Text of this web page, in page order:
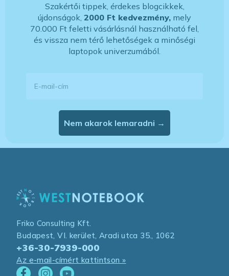
Szakértői tippek, érdekes blogcikkek,
újdonságok, 2000 Ft kedvezmény, mely
70.000 Ft feletti vásárlásnál használható fel,
és vissza nem térő lehetőségek a minőségi
laptopok univerzumából.
Nem akarok lemaradni →
Friko Consulting Kft.
Budapest, VI. kerület, Aradi utca 35., 1062
+36-30-7939-000
Az e-mail-címért kattintson »